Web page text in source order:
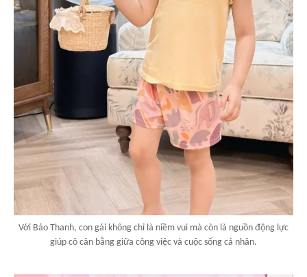
Với Bảo Thanh, con gái không chỉ là niềm vui mà còn là nguồn động lực
giúp cô cân bằng giữa công việc và cuộc sống cá nhân.